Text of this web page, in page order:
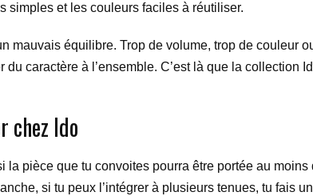
simples et les couleurs faciles à réutiliser.
mauvais équilibre. Trop de volume, trop de couleur
caractère à l’ensemble. C’est là que la collection
chez Ido
la pièce que tu convoites pourra être portée au
si tu peux l’intégrer à plusieurs tenues, tu fais